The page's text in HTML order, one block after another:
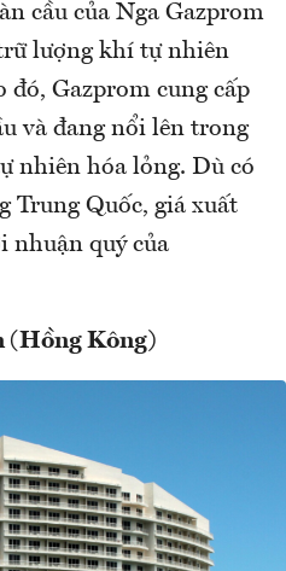
cầu của Nga Gazprom
lượng khí tự nhiên
Gazprom cung cấp
và đang nổi lên trong
nhiên hóa lỏng. Dù có
Trung Quốc, giá xuất
nhuận quý của
(Hồng Kông)